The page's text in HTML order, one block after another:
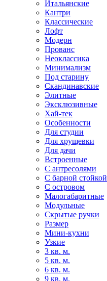
Итальянские
Кантри
Классические
Лофт
Модерн
Прованс
Неоклассика
Минимализм
Под старину
Скандинавские
Элитные
Эксклюзивные
Хай-тек
Особенности
Для студии
Для хрущевки
Для дачи
Встроенные
С антресолями
С барной стойкой
С островом
Малогабаритные
Модульные
Скрытые ручки
Размер
Мини-кухни
Узкие
3 кв. м.
5 кв. м.
6 кв. м.
9 кв. м.